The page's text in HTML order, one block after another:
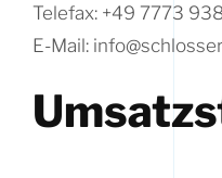
Telefax: +49 7773
E-Mail: